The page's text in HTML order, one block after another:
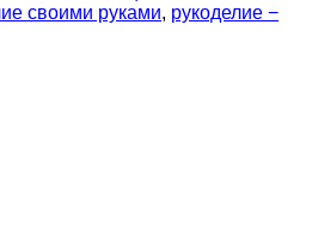
своими руками, рукоделие −